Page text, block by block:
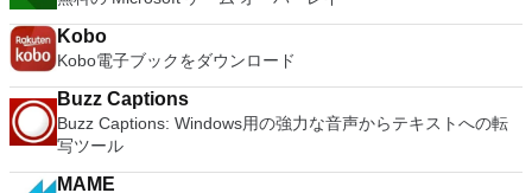
Kobo
Kobo電子ブックをダウンロード
Buzz Captions
Buzz Captions: Windows用の強力な音声からテキストへの転
写ツール
MAME